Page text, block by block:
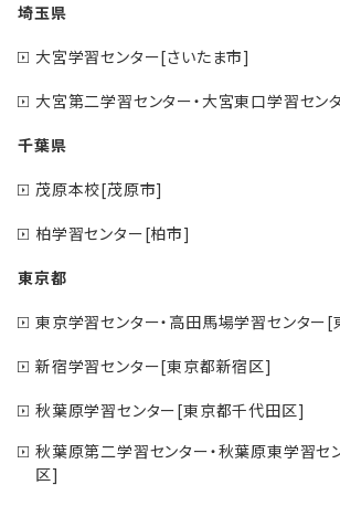
埼玉県
大宮学習センター[さいたま市]
大宮第二学習センター・大宮東口学習セン
千葉県
茂原本校[茂原市]
柏学習センター[柏市]
東京都
東京学習センター・高田馬場学習センター
新宿学習センター[東京都新宿区]
秋葉原学習センター[東京都千代田区]
秋葉原第二学習センター・秋葉原東学習セ
区]